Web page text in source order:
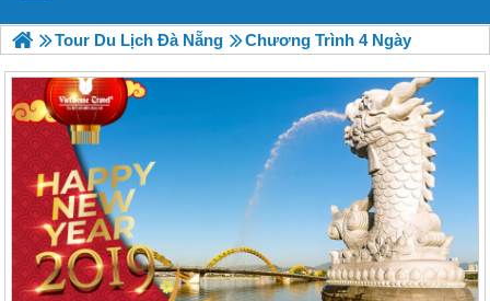
Tour Du Lịch Đà Nẵng Chương Trình 4 Ngày